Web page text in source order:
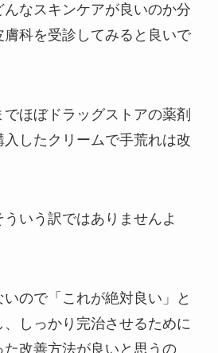
なスキンケアが良いのか分
科を受診してみると良いで
ほぼドラッグストアの薬剤
したクリームで手荒れは改
いう訳ではありませんよ
ので「これが絶対良い」と
しっかり完治させるために
改善方法が良いと思うの